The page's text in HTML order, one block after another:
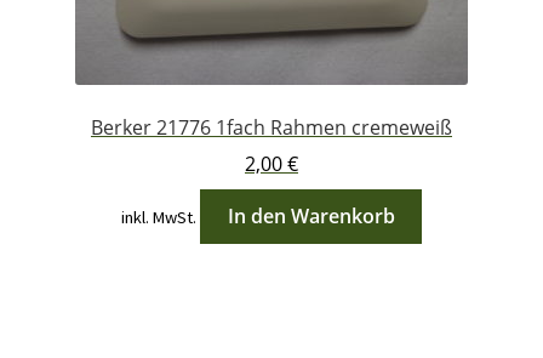
Berker 21776 1fach Rahmen cremeweiß
2,00€
inkl. MwSt. In den Warenkorb